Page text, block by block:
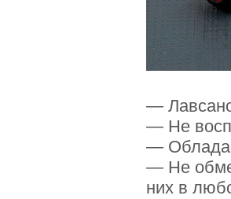
—
— Не
—
— Не
них в